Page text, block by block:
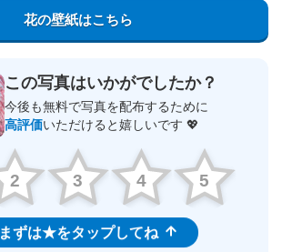
花の壁紙はこちら
この写真はいかがでしたか？
今後も無料で写真を配布するために
高評価いただけると嬉しいです 💖
2 3 4 5
まずは★をタップしてね